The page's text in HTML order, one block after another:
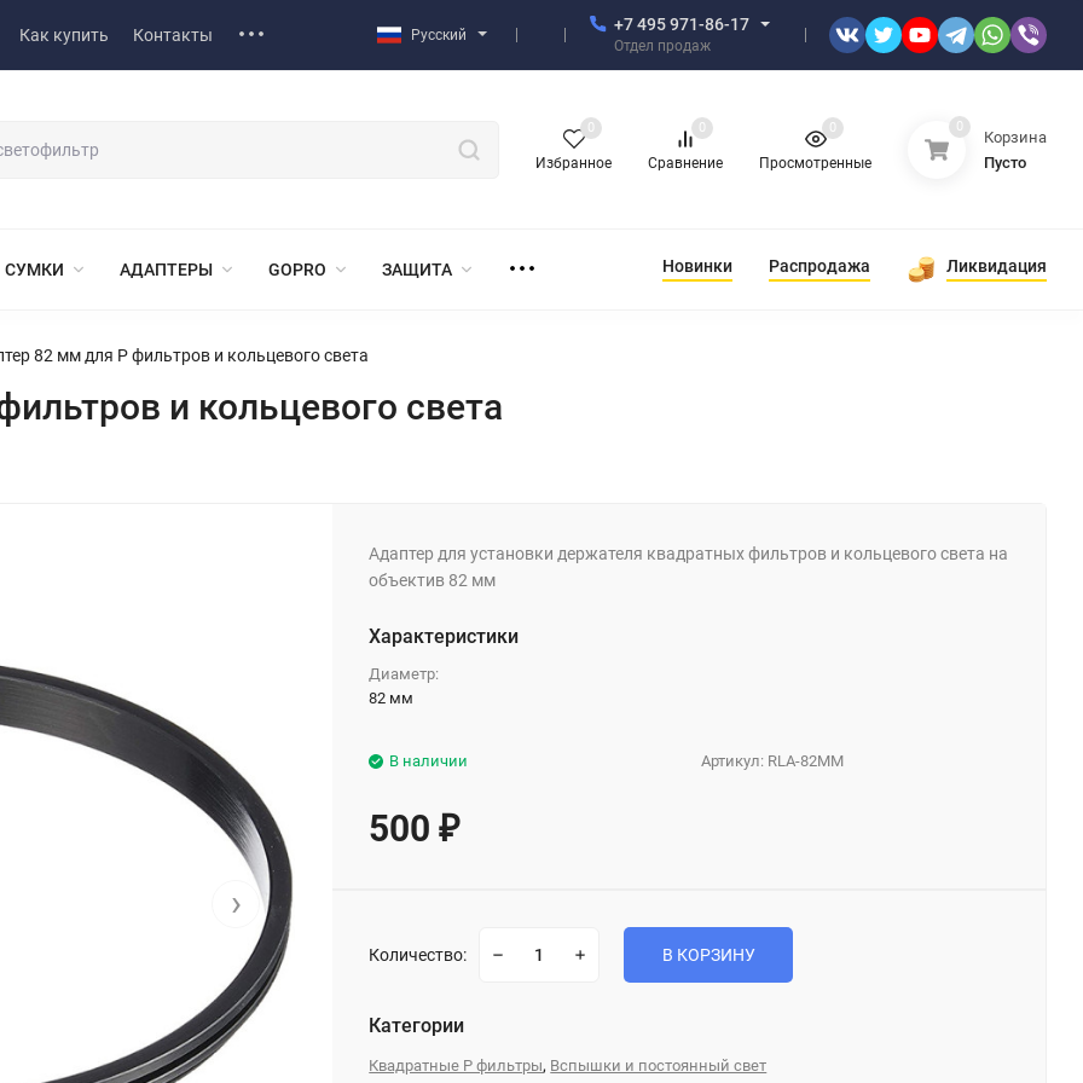
Как купить Контакты Русский
+7 495 971-86-17
Отдел продаж
Избранное
0
Сравнение
0
Просмотренные
0 0
Корзина
Пусто
СУМКИ АДАПТЕРЫ GOPRO ЗАЩИТА Новинки Распродажа Ликвидация
82 мм для P фильтров и кольцевого света
и кольцевого света
›
Адаптер для установки держателя квадратных фильтров и кольцевого света на
объектив 82 мм
Характеристики
Диаметр:
82 мм
Артикул: RLA-82MM
В наличии
500₽
Количество: В КОРЗИНУ
Категории
Квадратные P фильтры, Вспышки и постоянный свет